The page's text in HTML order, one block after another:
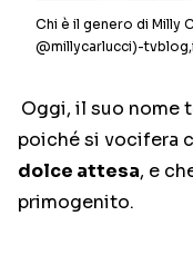
Chi è il genero di Milly
@millycarlucci)-
Oggi, il suo nome
poiché si vocifera
dolce attesa, e
primogenito.